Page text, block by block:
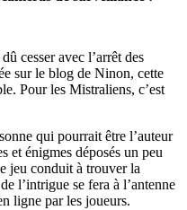
cesser avec l’arrêt des
sur le blog de Ninon, cette
Pour les Mistraliens, c’est
qui pourrait être l’auteur
et énigmes déposés un peu
jeu conduit à trouver la
l’intrigue se fera à l’antenne
ligne par les joueurs.